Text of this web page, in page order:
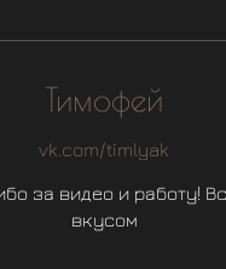
Тимофей
vk.com/timlyak
за видео и работу!
вкусом